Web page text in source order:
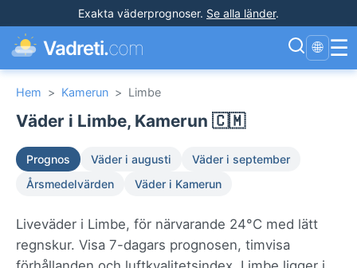
Exakta väderprognoser. Se alla länder.
Vadreti.com 🌐 ☰
Hem > Kamerun > Limbe
Väder i Limbe, Kamerun 🇨🇲
Prognos Väder i augusti
Väder i september
Årsmedelvärden
Väder i Kamerun
Liveväder i Limbe, för närvarande 24°C med lätt
regnskur. Visa 7-dagars prognosen, timvisa